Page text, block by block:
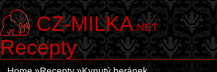
CZ-MILKA.NET
Recepty